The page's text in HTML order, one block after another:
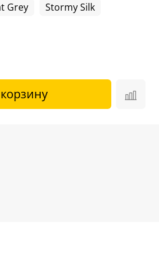
Grey
Stormy Silk